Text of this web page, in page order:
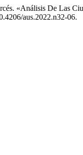
«Análisis De Las
aus.2022.n32-06.